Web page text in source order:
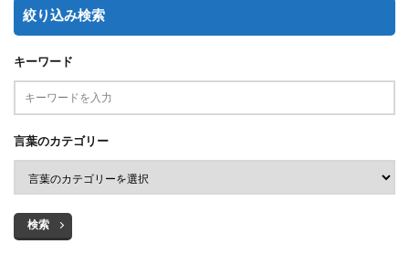
絞り込み検索
キーワード
言葉のカテゴリー
検索